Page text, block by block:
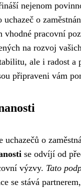
nejenom
o
vhodné pracovní
na rozvoj
ale i radost a
připraveni vám
uchazečů o
se odvíjí od
výzvy. Tato
se stává